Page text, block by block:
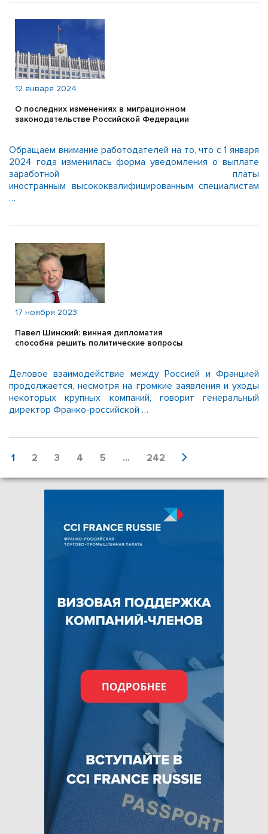
12 января 2024
О последних изменениях в миграционном
законодательстве Российской Федерации
Обращаем внимание работодателей на то, что с 1 января
2024 года изменилась форма уведомления о выплате
заработной платы
иностранным высококвалифицированным специалистам
…
17 ноября 2023
Павел Шинский: винная дипломатия
способна решить политические вопросы
Деловое взаимодействие между Россией и Францией
продолжается, несмотря на громкие заявления и уходы
некоторых крупных компаний, говорит генеральный
директор Франко-российской …
1 2 3 4 5 ... 242